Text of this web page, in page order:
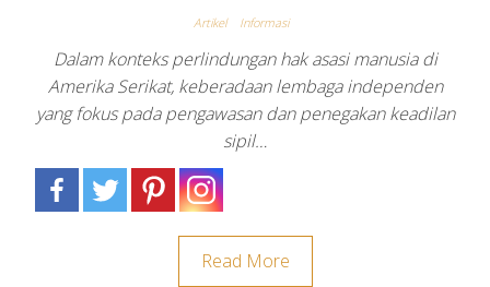
Artikel Informasi
Dalam konteks perlindungan hak asasi manusia di
Amerika Serikat, keberadaan lembaga independen
yang fokus pada pengawasan dan penegakan keadilan
sipil…
Read More